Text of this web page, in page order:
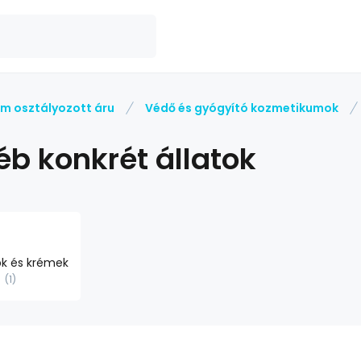
osztályozott áru Védő és gyógyító kozmetikumok
konkrét állatok
és krémek
1